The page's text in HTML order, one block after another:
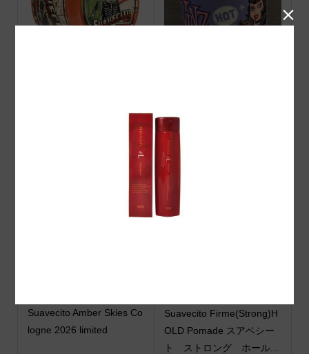
PINUP i Screamポマード
Suavecito Amber Skies Co
logne 2026 limited
Suavecito Firme(Strong)H
OLD Pomade スアベシー
ト ストロング ホール...
